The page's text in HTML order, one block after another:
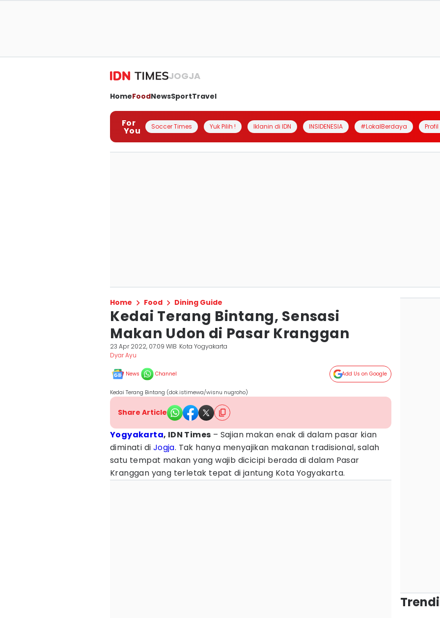
JOGJA
HomeFoodNewsSportTravel
For
You Soccer Times Yuk Pilih ! Iklanin di IDN INSIDENESIA #LokalBerdaya
Home Food Dining Guide
Kedai Terang Bintang, Sensasi
Makan Udon di Pasar Kranggan
23 Apr 2022, 07:09 WIB Kota Yogyakarta
Dyar Ayu
News Channel Add Us on Google
Kedai Terang Bintang (dok.istimewa/wisnu nugroho)
Share Article
Yogyakarta, IDN Times – Sajian makan enak di dalam pasar kian
diminati di Jogja. Tak hanya menyajikan makanan tradisional, salah
satu tempat makan yang wajib dicicipi berada di dalam Pasar
Kranggan yang terletak tepat di jantung Kota Yogyakarta.